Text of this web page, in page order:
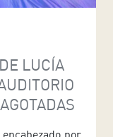
LUCÍA
por